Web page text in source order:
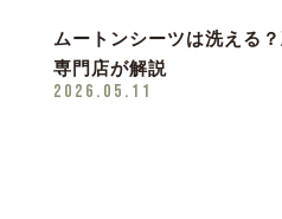
ムートンシーツは洗える
専門店が解説
2026.05.11